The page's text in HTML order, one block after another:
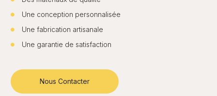
Une conception personnalisée
Une fabrication artisanale
Une garantie de satisfaction
Nous Contacter